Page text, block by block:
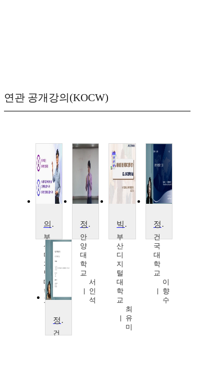
연관 공개강의(KOCW)
의료사회복지실천
부
산
디
지
털
대
학
교
태
정책분석평가론
안
양
대
학
교
서
인
석
빅데이터 기반 사회복지정책 평가
부
산
디
지
털
대
학
교
최
유
미
정책분석평가론
건
국
대
학
교
이
향
수
정책학개론
건